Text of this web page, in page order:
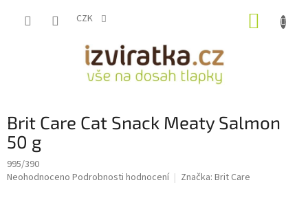
CZK
Brit Care Cat Snack Meaty Salmon
50 g
995/390
Průměrné
Neohodnoceno Podrobnosti hodnocení Značka: Brit Care